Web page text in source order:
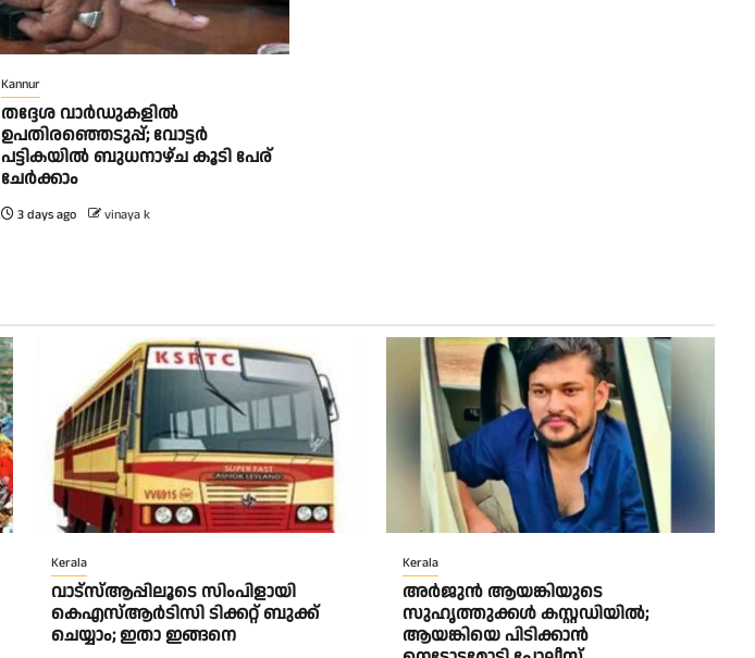
Kannur
തദ്ദേശ വാർഡുകളിൽ
ഉപതിരഞ്ഞെടുപ്പ്; വോട്ടർ
പട്ടികയിൽ ബുധനാഴ്ച കൂടി പേര്
ചേർക്കാം
3 days ago vinaya k
Kerala
വാട്‌സ്ആപ്പിലൂടെ സിംപിളായി
കെഎസ്ആര്‍ടിസി ടിക്കറ്റ് ബുക്ക്
ചെയ്യാം; ഇതാ ഇങ്ങനെ
Kerala
അർജുൻ ആയങ്കിയുടെ
സുഹൃത്തുക്കൾ കസ്റ്റഡിയിൽ;
ആയങ്കിയെ പിടിക്കാൻ